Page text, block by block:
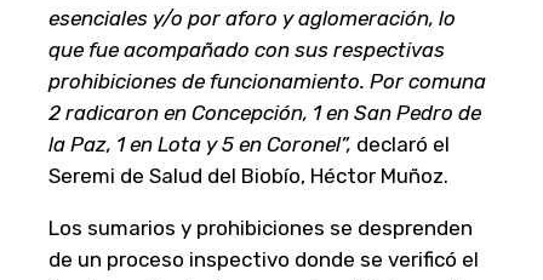
esenciales y/o por aforo y aglomeración, lo
que fue acompañado con sus respectivas
prohibiciones de funcionamiento. Por comuna
2 radicaron en Concepción, 1 en San Pedro de
la Paz, 1 en Lota y 5 en Coronel”, declaró el
Seremi de Salud del Biobío, Héctor Muñoz.
Los sumarios y prohibiciones se desprenden
de un proceso inspectivo donde se verificó el